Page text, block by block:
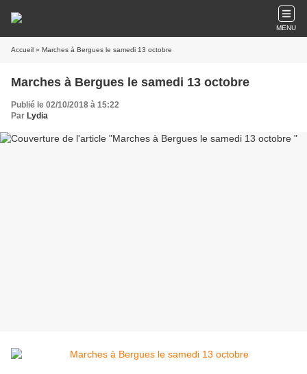
MENU
Accueil » Marches à Bergues le samedi 13 octobre
Marches à Bergues le samedi 13 octobre
Publié le 02/10/2018 à 15:22
Par Lydia